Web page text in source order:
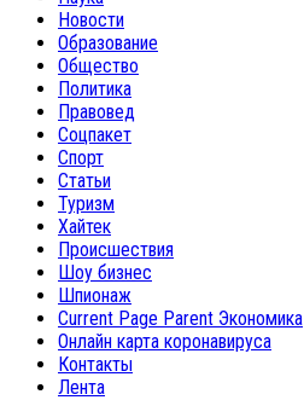
Новости
Образование
Общество
Политика
Правовед
Соцпакет
Спорт
Статьи
Туризм
Хайтек
Происшествия
Шоу бизнес
Шпионаж
Current Page Parent Экономика
Онлайн карта коронавируса
Контакты
Лента